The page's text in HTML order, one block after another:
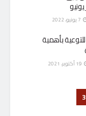
بأهمية
3